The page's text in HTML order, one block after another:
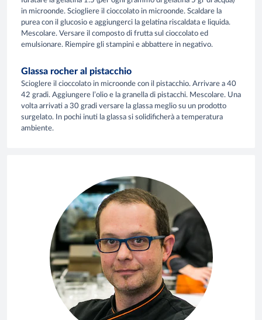
in microonde. Sciogliere il cioccolato in microonde. Scaldare la
purea con il glucosio e aggiungerci la gelatina riscaldata e liquida.
Mescolare. Versare il composto di frutta sul cioccolato ed
emulsionare. Riempire gli stampini e abbattere in negativo.
Glassa rocher al pistacchio
Scioglere il cioccolato in microonde con il pistacchio. Arrivare a 40
42 gradi. Aggiungere l’olio e la granella di pistacchi. Mescolare. Una
volta arrivati a 30 gradi versare la glassa meglio su un prodotto
surgelato. In pochi inuti la glassa si solidificherà a temperatura
ambiente.